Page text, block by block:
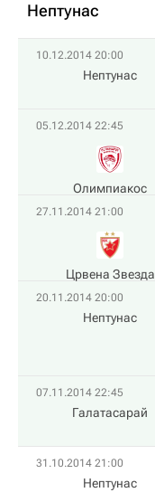
Нептунас
10.12.2014 20:00
Нептунас
05.12.2014 22:45
Олимпиакос
27.11.2014 21:00
Црвена Звезда
20.11.2014 20:00
Нептунас
07.11.2014 22:45
Галатасарай
31.10.2014 21:00
Нептунас